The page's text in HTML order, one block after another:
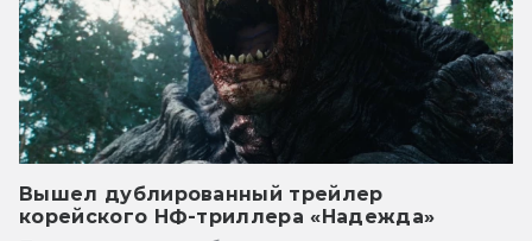
Вышел дублированный трейлер
корейского НФ-триллера «Надежда»